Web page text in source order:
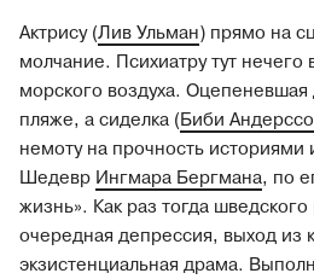
Актрису (Лив Ульман) прямо на
молчание. Психиатру тут нечего
морского воздуха.
пляже, а сиделка (Биби
немоту на прочность историями
Шедевр Ингмара Бергмана, по
жизнь». Как раз тогда
очередная депрессия, выход из
экзистенциальная драма.